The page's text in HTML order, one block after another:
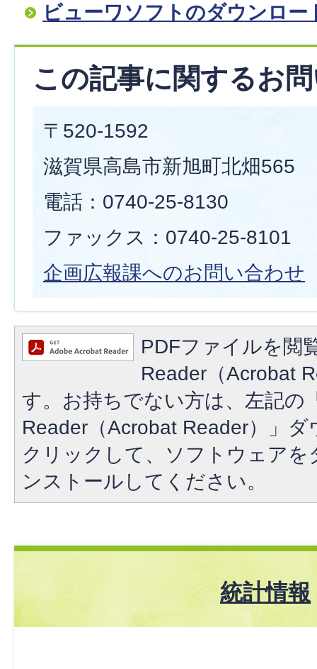
ビューワソフトのダウンロー
この記事に関するお
〒520-1592
滋賀県高島市新旭町北畑565
電話：0740-25-8130
ファックス：0740-25-8101
企画広報課へのお問い合わせ
PDFファイルを閲
Reader（Acrobat
す。お持ちでない方は、左記の
Reader（Acrobat Reader）」
クリックして、ソフトウェア
ンストールしてください。
統計情報